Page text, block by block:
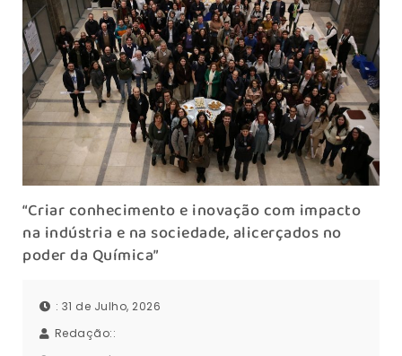
“Criar conhecimento e inovação com impacto
na indústria e na sociedade, alicerçados no
poder da Química”
: 31 de Julho, 2026
Redação::